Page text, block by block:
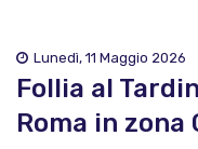
Lunedì, 11 Maggio 2026
Follia al
Roma in zona